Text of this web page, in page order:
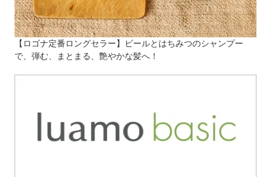
【ロゴナ定番ロングセラー】ビールとはちみつのシャンプー
で、弾む、まとまる、艶やかな髪へ！